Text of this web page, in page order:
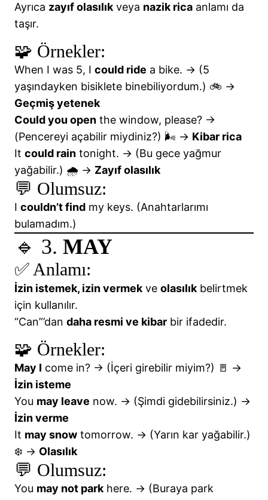
Ayrıca zayıf olasılıkveya nazik rica anlamı da
taşır.
🧩 Örnekler:
When I was 5, I could ride a bike. → (5
yaşındayken bisiklete binebiliyordum.) 🚲 →
Geçmiş yetenek
Could you open the window, please? →
(Pencereyi açabilir miydiniz?) 🌬️ → Kibar rica
It could rain tonight. → (Bu gece yağmur
yağabilir.) 🌧️ → Zayıf olasılık
💬 Olumsuz:
I couldn’t find my keys. (Anahtarlarımı
bulamadım.)
🔹 3. MAY
✅ Anlamı:
İzin istemek, izin vermekve olasılıkbelirtmek
için kullanılır.
“Can”’dan daha resmi ve kibar bir ifadedir.
🧩 Örnekler:
May I come in? → (İçeri girebilir miyim?) 🚪 →
İzin isteme
You may leave now. → (Şimdi gidebilirsiniz.) →
İzin verme
It may snow tomorrow. → (Yarın kar yağabilir.)
❄️ → Olasılık
💬 Olumsuz:
You may not parkhere. → (Buraya park